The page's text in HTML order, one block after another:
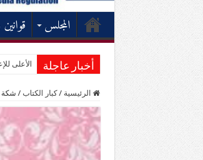
المجلس
أخبار عاجلة الأعلى
الرئيسية / كبار الكتاب / شكة